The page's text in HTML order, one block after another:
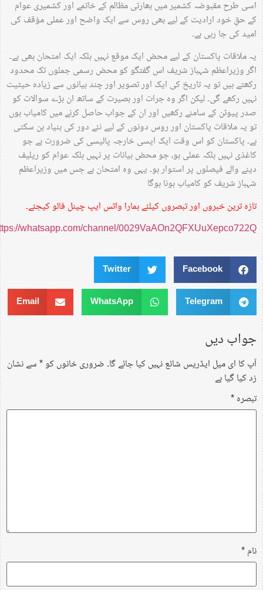
اسی طرح مقبوضہ کشمیر میں بھارتی مظالم کے خاتمے اور کشمیری عوام
کے حقِ خود ارادیت کے لیے بھی روس سے ایک واضح اور عملی مؤقف کی
امید کی جا رہی ہے۔
یہ ملاقات پاکستان کے لیے محض ایک موقع نہیں بلکہ ایک امتحان بھی ہے۔
اگر وزیراعظم شہباز شریف اس گفتگو کو محض رسمی جملوں تک محدود
رکھتے ہیں تو یہ تاریخ کی ایک اور تصویر اور چند بیانوں سے زیادہ حیثیت
نہیں رکھے گی۔ لیکن اگر وہ جرات اور بصیرت کے ساتھ ان بڑے سوالات کو
صدر پیوٹن کے سامنے رکھیں اور ان کے جواب حاصل کرنے میں کامیاب ہوں
تو یہ ملاقات پاکستان اور روس دونوں کے لیے نئے دور کی بنیاد بن سکتی
ہے۔ پاکستان کو اس وقت ایک ایسی خارجہ پالیسی کی ضرورت ہے جو
کاغذی نہیں بلکہ عملی ہو، جو محض بیانات پر نہیں بلکہ عوام کو ریلیف
دینے والے فیصلوں پر استوار ہو۔ یہی وہ امتحان ہے جس میں وزیراعظم
شہباز شریف کو کامیاب ہونا ہوگا
تازہ ترین خبروں اور تبصروں کیلئے ہمارا واٹس ایپ چینل فالو کیجئے۔
https://whatsapp.com/channel/0029VaAOn2QFXUuXepco722Q
Facebook
Twitter
Telegram
WhatsApp
Email
جواب دیں
آپ کا ای میل ایڈریس شائع نہیں کیا جائے گا۔ضروری خانوں کو*سے نشان
زد کیا گیا ہے
تبصرہ*
نام*